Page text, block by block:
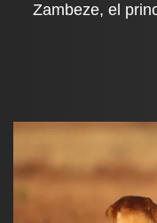
Zambeze, el